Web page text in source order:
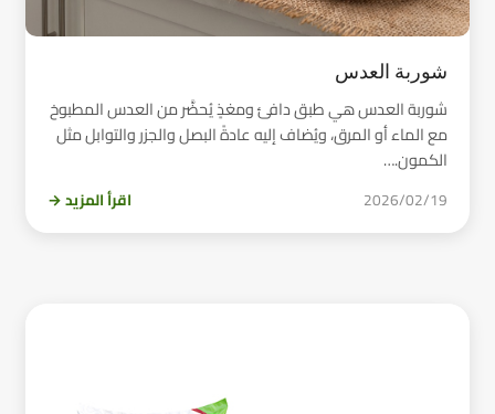
شوربة العدس
شوربة العدس هي طبق دافئ ومغذٍ يُحضَّر من العدس المطبوخ
مع الماء أو المرق، ويُضاف إليه عادةً البصل والجزر والتوابل مثل
الكمون.…
2026/02/19 اقرأ المزيد →